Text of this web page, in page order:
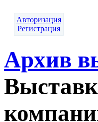
Авторизация
Регистрация
Архив